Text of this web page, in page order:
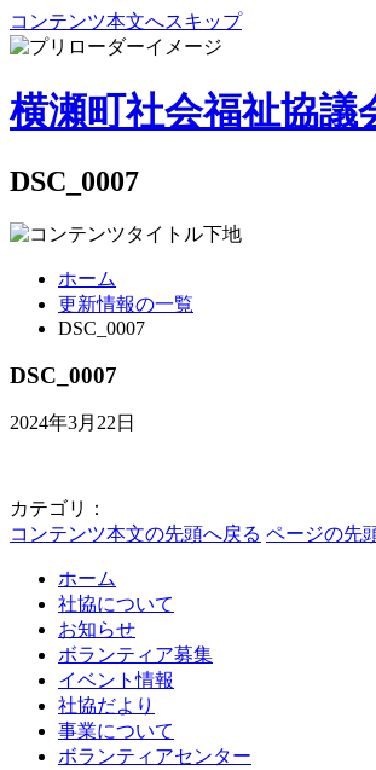
コンテンツ本文へスキップ
横瀬町社会福祉協議
DSC_0007
ホーム
更新情報の一覧
DSC_0007
DSC_0007
2024年3月22日
カテゴリ：
コンテンツ本文の先頭へ戻る ページの先
ホーム
社協について
お知らせ
ボランティア募集
イベント情報
社協だより
事業について
ボランティアセンター